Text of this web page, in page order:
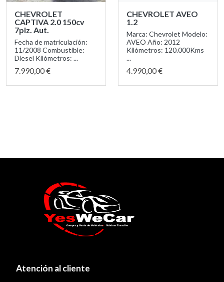
CHEVROLET
CAPTIVA 2.0 150cv
7plz. Aut.
Fecha de matriculación:
11/2008 Combustible:
Diesel Kilómetros: ...
7.990,00 €
CHEVROLET AVEO
1.2
Marca: Chevrolet Modelo:
AVEO Año: 2012
Kilómetros: 120.000Kms
...
4.990,00 €
Atención al cliente